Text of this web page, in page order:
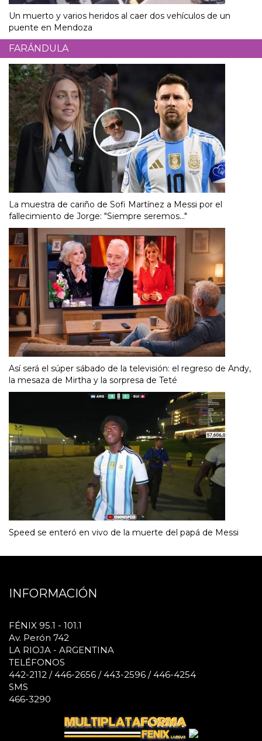
Un muerto y varios heridos al caer dos vehículos de un
puente en Mendoza
FARÁNDULA
La muestra de cariño de Sofi Martínez a Messi por el
fallecimiento de Jorge: "Siempre seremos..."
Así será el súper sábado de la televisión: el regreso de Andy,
la mesaza de Mirtha y la sorpresa de Teté
Speed se enteró en vivo de la muerte del papá de Messi
INFORMACIÓN
FÉNIX 95.1 - 101.1
Av. Perón 742
LA RIOJA - ARGENTINA
TELÉFONOS
442-2112 / 446-2656 / 443-2596 / 446-4254
SMS
466-3290